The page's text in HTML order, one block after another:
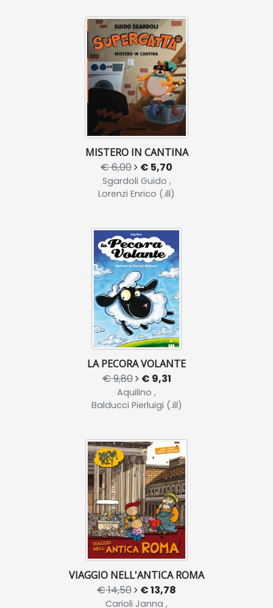
MISTERO IN CANTINA
€ 6,00 € 5,70
Sgardoli Guido ,
Lorenzi Enrico (.ill)
LA PECORA VOLANTE
€ 9,80 € 9,31
Aquilino ,
Balducci Pierluigi (.ill)
VIAGGIO NELL'ANTICA ROMA
€ 14,50 € 13,78
Carioli Janna ,